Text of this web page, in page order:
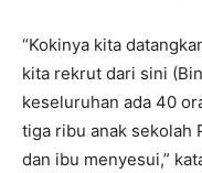
“Kokinya kita
kita rekrut dari sini
keseluruhan ada 40
tiga ribu anak sekolah
dan ibu menyesui,”